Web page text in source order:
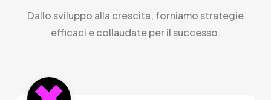
Dallo sviluppo alla crescita, forniamo strategie
efficaci e collaudate per il successo.